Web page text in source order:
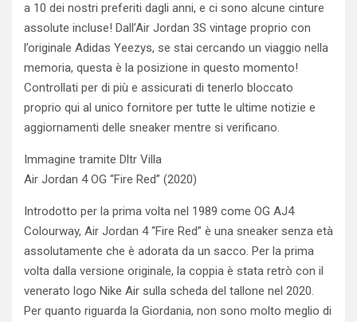
a 10 dei nostri preferiti dagli anni, e ci sono alcune cinture
assolute incluse! Dall’Air Jordan 3S vintage proprio con
l’originale Adidas Yeezys, se stai cercando un viaggio nella
memoria, questa è la posizione in questo momento!
Controllati per di più e assicurati di tenerlo bloccato
proprio qui al unico fornitore per tutte le ultime notizie e
aggiornamenti delle sneaker mentre si verificano.
Immagine tramite Dltr Villa
Air Jordan 4 OG “Fire Red” (2020)
Introdotto per la prima volta nel 1989 come OG AJ4
Colourway, Air Jordan 4 “Fire Red” è una sneaker senza età
assolutamente che è adorata da un sacco. Per la prima
volta dalla versione originale, la coppia è stata retrò con il
venerato logo Nike Air sulla scheda del tallone nel 2020.
Per quanto riguarda la Giordania, non sono molto meglio di